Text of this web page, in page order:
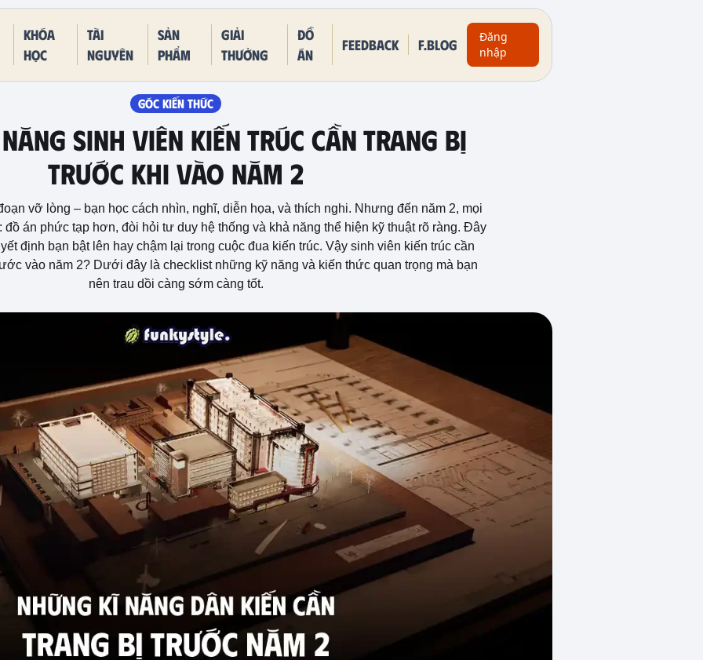
Khóa
học
Tài
nguyên
Sản
phẩm
Giải
thưởng
Đồ
án
Feedback F.BLOG
Đăng
nhập
GÓC KIẾN THỨC
SINH VIÊN KIẾN TRÚC CẦN TRANG BỊ
TRƯỚC KHI VÀO NĂM 2
vỡ lòng – bạn học cách nhìn, nghĩ, diễn họa, và thích nghi. Nhưng đến năm 2, mọi
đồ án phức tạp hơn, đòi hỏi tư duy hệ thống và khả năng thể hiện kỹ thuật rõ ràng. Đây
định bạn bật lên hay chậm lại trong cuộc đua kiến trúc. Vậy sinh viên kiến trúc cần
vào năm 2? Dưới đây là checklist những kỹ năng và kiến thức quan trọng mà bạn
nên trau dồi càng sớm càng tốt.